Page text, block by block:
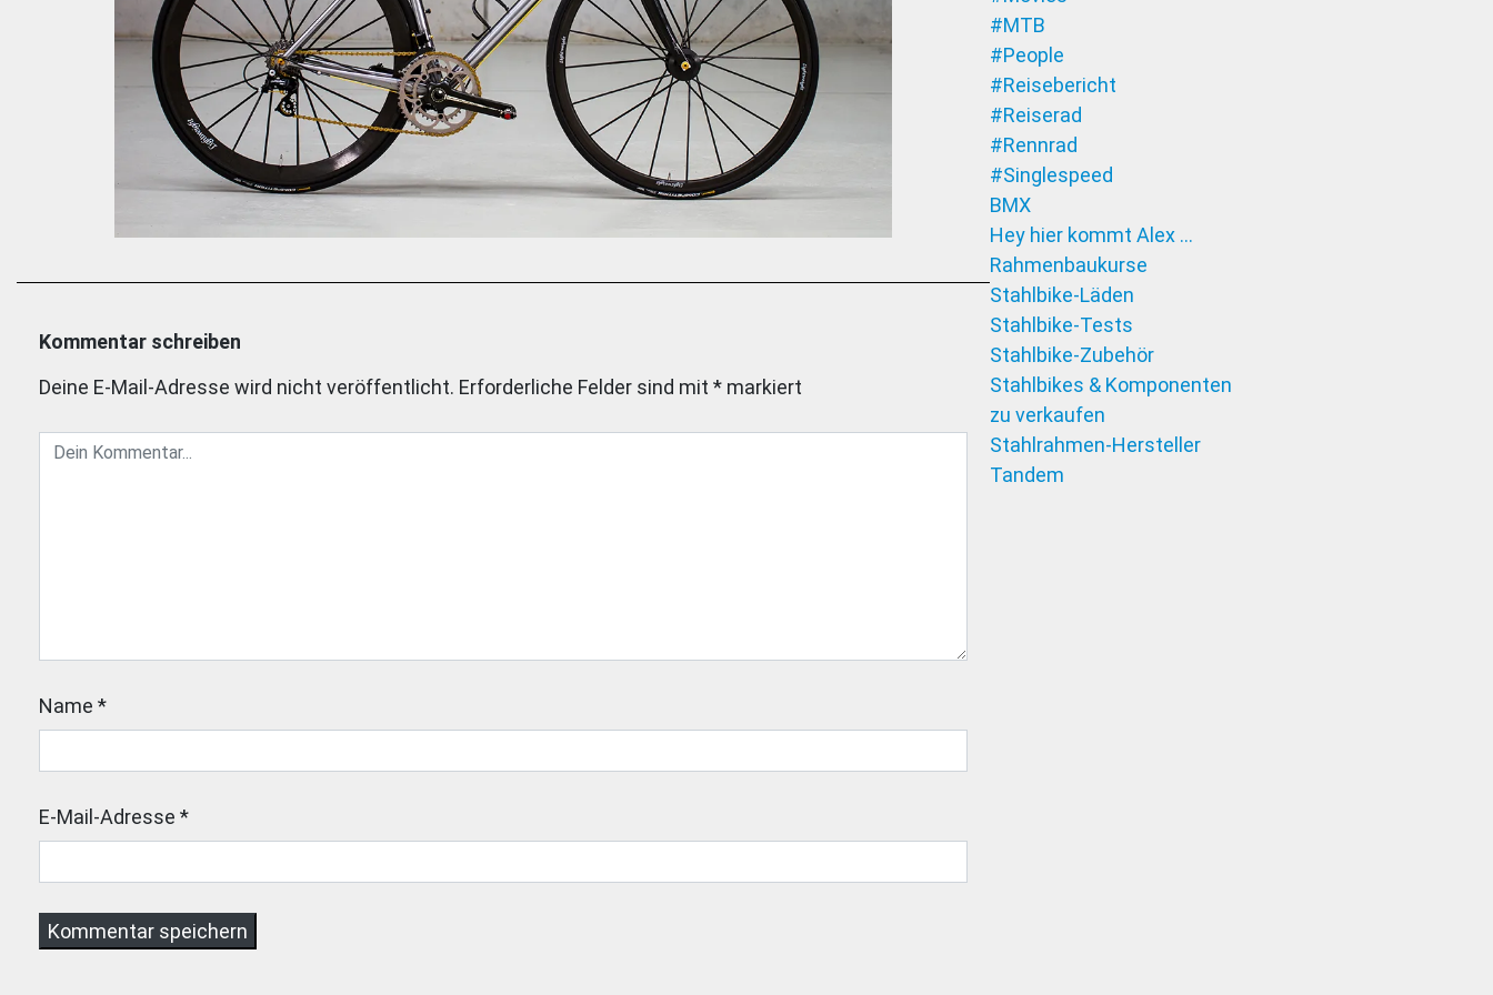
Kommentar schreiben
Deine E-Mail-Adresse wird nicht veröffentlicht. Erforderliche Felder sind mit * markiert
Name *
E-Mail-Adresse *
#MTB
#People
#Reisebericht
#Reiserad
#Rennrad
#Singlespeed
BMX
Hey hier kommt Alex …
Rahmenbaukurse
Stahlbike-Läden
Stahlbike-Tests
Stahlbike-Zubehör
Stahlbikes & Komponenten
zu verkaufen
Stahlrahmen-Hersteller
Tandem